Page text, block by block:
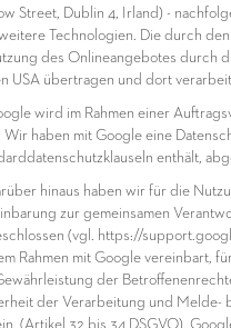
Street, Dublin 4, Irland) -
Technologien. Die durch
des Onlineangebotes durch
USA übertragen und dort
wird im Rahmen einer
Wir haben mit Google eine
enthält,
hinaus haben wir für die
zur gemeinsamen
(vgl. https://
Rahmen mit Google vereinbart,
der
der Verarbeitung und Melde-
(Artikel 32 bis 34 DSGVO).